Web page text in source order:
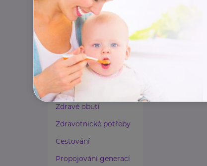
Harmonie duše a těla
Zaměstnávání osob ze
zdravotním
postižením
Lázeňství a wellness
Zdravé spaní a sezení
Zdravé obutí
Zdravotnické potřeby
Cestování
Propojování generací